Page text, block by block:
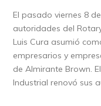
El pasado viernes 8
autoridades del
Luis Cura asumió
empresarios y
de Almirante Brown.
Industrial renovó sus